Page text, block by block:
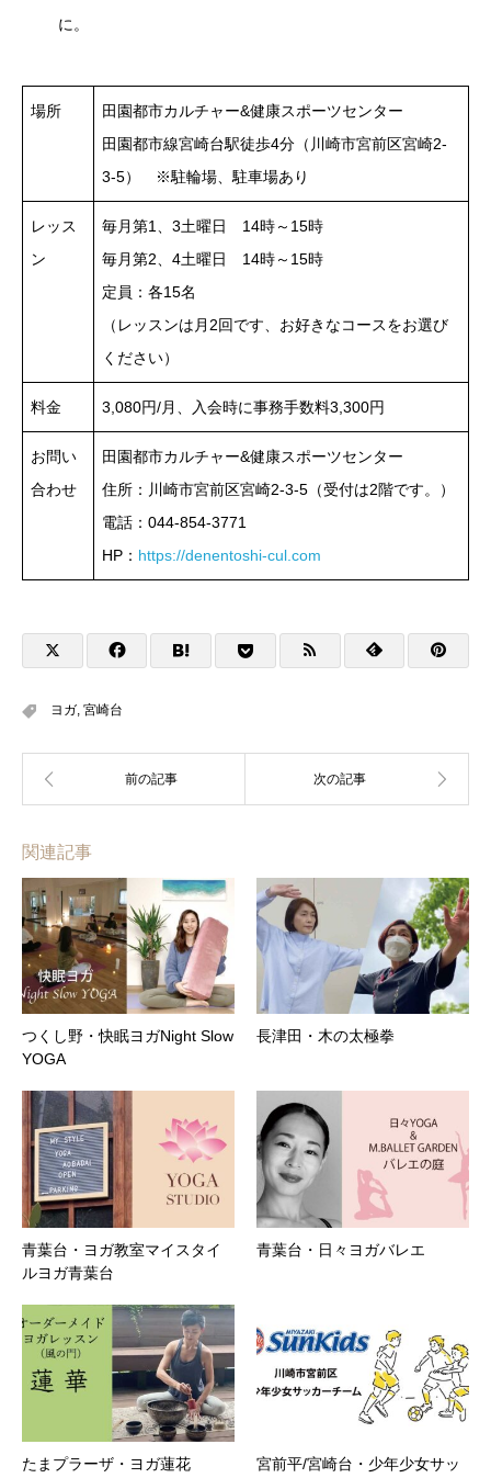
に。
場所
田園都市カルチャー&健康スポーツセンター
田園都市線宮崎台駅徒歩4分（川崎市宮前区宮崎2-
3-5） ※駐輪場、駐車場あり
レッス
ン
毎月第1、3土曜日 14時～15時
毎月第2、4土曜日 14時～15時
定員：各15名
（レッスンは月2回です、お好きなコースをお選び
ください）
料金 3,080円/月、入会時に事務手数料3,300円
お問い
合わせ
田園都市カルチャー&健康スポーツセンター
住所：川崎市宮前区宮崎2-3-5（受付は2階です。）
電話：044-854-3771
HP： https://denentoshi-cul.com
ヨガ 宮崎台
関連記事
つくし野・快眠ヨガNight Slow
YOGA
長津田・木の太極拳
青葉台・ヨガ教室マイスタイ
ルヨガ青葉台
青葉台・日々ヨガバレエ
たまプラーザ・ヨガ蓮花
宮前平/宮崎台・少年少女サッ